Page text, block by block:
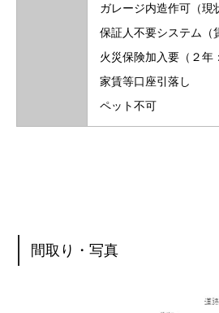
ガレージ内造作可（現
保証人不要システム（
火災保険加入要（２年
家賃等口座引落し
ペット不可
間取り・写真